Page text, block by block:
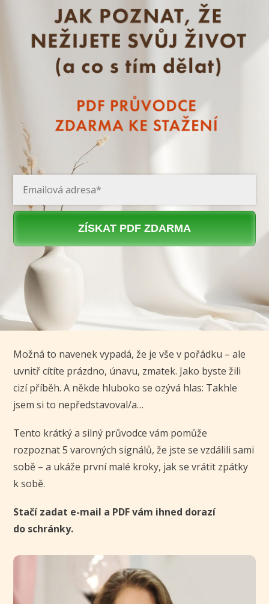
ZÍSKAT PDF ZDARMA
Možná to navenek vypadá, že je vše v pořádku – ale
uvnitř cítíte prázdno, únavu, zmatek. Jako byste žili
cizí příběh. A někde hluboko se ozývá hlas: Takhle
jsem si to nepředstavoval/a…
Tento krátký a silný průvodce vám pomůže
rozpoznat 5 varovných signálů, že jste se vzdálili sami
sobě – a ukáže první malé kroky, jak se vrátit zpátky
k sobě.
Stačí zadat e-mail a PDF vám ihned dorazí
do schránky.